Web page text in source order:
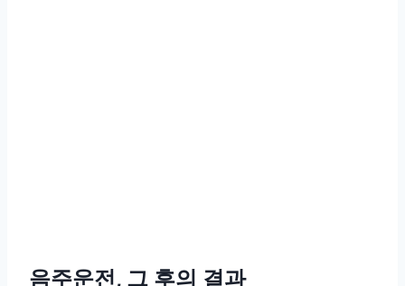
음주운전, 그 후의 결과